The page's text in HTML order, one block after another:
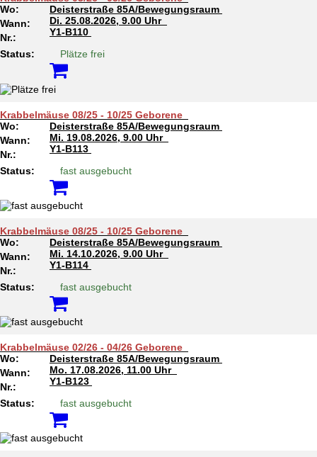
Wo:
Deisterstraße 85A/Bewegungsraum
Wann:
Di. 25.08.2026, 9.00 Uhr
Nr.:
Y1-B110
Status:
Plätze frei
Krabbelmäuse 08/25 - 10/25 Geborene
Wo:
Deisterstraße 85A/Bewegungsraum
Wann:
Mi. 19.08.2026, 9.00 Uhr
Nr.:
Y1-B113
Status:
fast ausgebucht
Krabbelmäuse 08/25 - 10/25 Geborene
Wo:
Deisterstraße 85A/Bewegungsraum
Wann:
Mi. 14.10.2026, 9.00 Uhr
Nr.:
Y1-B114
Status:
fast ausgebucht
Krabbelmäuse 02/26 - 04/26 Geborene
Wo:
Deisterstraße 85A/Bewegungsraum
Wann:
Mo. 17.08.2026, 11.00 Uhr
Nr.:
Y1-B123
Status:
fast ausgebucht